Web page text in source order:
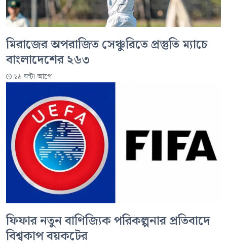
মিরাজের অপরাজিত সেঞ্চুরিতে প্রস্তুতি ম্যাচে
বাংলাদেশের ২৬৩
১৯ ঘন্টা আগে
ফিফার নতুন বাণিজ্যিক পরিকল্পনার প্রতিবাদে
বিশ্বকাপ বয়কটের